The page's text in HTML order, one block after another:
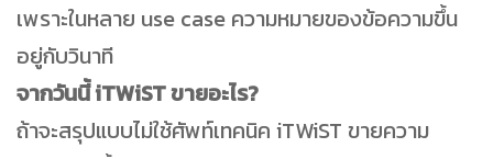
เพราะในหลาย use case ความหมายของข้อความขึ้น
อยู่กับวินาที
จากวันนี้ iTWiST ขายอะไร?
ถ้าจะสรุปแบบไม่ใช้ศัพท์เทคนิค iTWiST ขายความ